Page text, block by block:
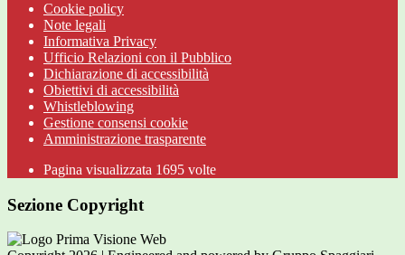
Cookie policy
Note legali
Informativa Privacy
Ufficio Relazioni con il Pubblico
Dichiarazione di accessibilità
Obiettivi di accessibilità
Whistleblowing
Gestione consensi cookie
Amministrazione trasparente
Pagina visualizzata 1695 volte
Sezione Copyright